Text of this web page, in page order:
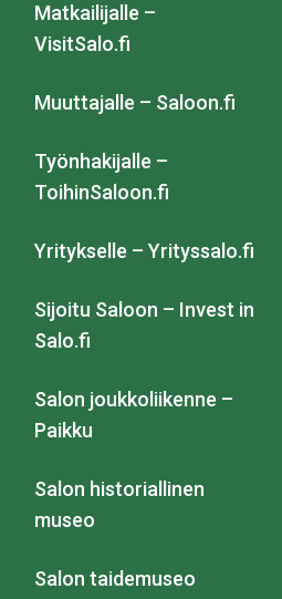
Matkailijalle –
VisitSalo.fi
Muuttajalle – Saloon.fi
Työnhakijalle –
ToihinSaloon.fi
Yritykselle – Yrityssalo.fi
Sijoitu Saloon – Invest in
Salo.fi
Salon joukkoliikenne –
Paikku
Salon historiallinen
museo
Salon taidemuseo